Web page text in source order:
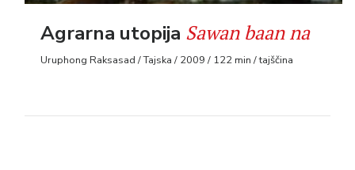
Agrarna utopija Sawan baan na
Uruphong Raksasad / Tajska / 2009 / 122 min / tajščina